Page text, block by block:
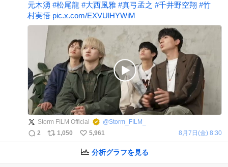
元木湧 #松尾龍 #大西風雅 #真弓孟之 #千井野空翔 #竹
村実悟 pic.x.com/EXVUlHYWiM
Storm FILM Official @Storm_FILM_
2
1,050 5,961 8月7日(金) 8:30
分析グラフを見る